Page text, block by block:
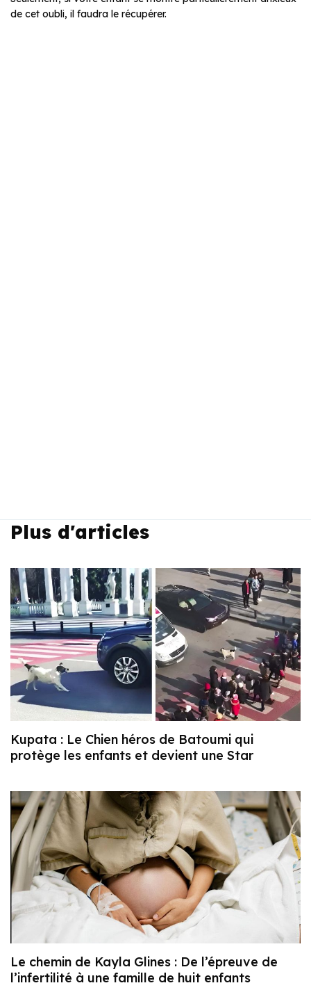
de cet oubli, il faudra le récupérer.
Plus d'articles
Kupata : Le Chien héros de Batoumi qui
protège les enfants et devient une Star
Le chemin de Kayla Glines : De l’épreuve de
l’infertilité à une famille de huit enfants